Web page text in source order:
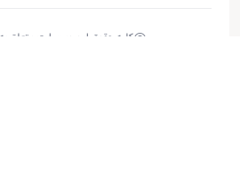
کلیه حقوق این وب‌سایت متعلق به